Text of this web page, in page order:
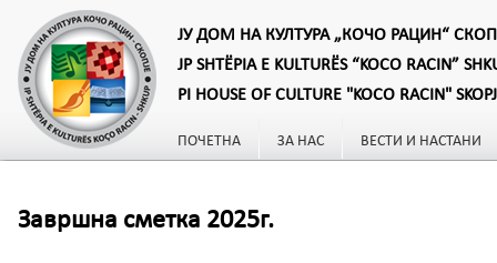
ЈУ ДОМ НА КУЛТУРА „КОЧО РАЦИН“
JP SHTËPIA E KULTURËS “KOCO RACIN”
PI HOUSE OF CULTURE "KOCO RACIN"
ПОЧЕТНА ЗА НАС ВЕСТИ И НАСТАНИ
Завршна сметка 2025г.